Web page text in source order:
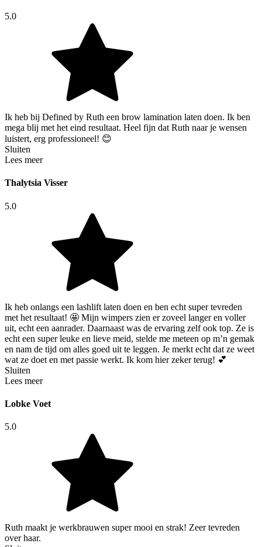
5.0
Ik heb bij Defined by Ruth een brow lamination laten doen. Ik ben
mega blij met het eind resultaat. Heel fijn dat Ruth naar je wensen
luistert, erg professioneel! 😊
Sluiten
Lees meer
Thalytsia Visser
5.0
Ik heb onlangs een lashlift laten doen en ben echt super tevreden
met het resultaat! 🤩 Mijn wimpers zien er zoveel langer en voller
uit, echt een aanrader. Daarnaast was de ervaring zelf ook top. Ze is
echt een super leuke en lieve meid, stelde me meteen op m’n gemak
en nam de tijd om alles goed uit te leggen. Je merkt echt dat ze weet
wat ze doet en met passie werkt. Ik kom hier zeker terug! 💕
Sluiten
Lees meer
Lobke Voet
5.0
Ruth maakt je werkbrauwen super mooi en strak! Zeer tevreden
over haar.